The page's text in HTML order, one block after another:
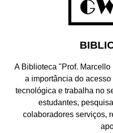
A Biblioteca "Prof.
a importância do
tecnológica e trabalha no
estudantes,
colaboradores serviços,